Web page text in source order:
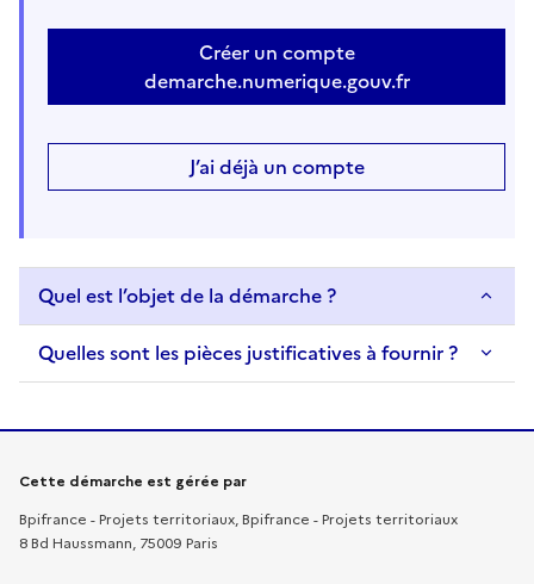
Créer un compte
demarche.numerique.gouv.fr
J’ai déjà un compte
Quel est l’objet de la démarche ?
Quelles sont les pièces justificatives à fournir ?
Informations sur la démarche
Cette démarche est gérée par
Bpifrance - Projets territoriaux, Bpifrance - Projets territoriaux
8 Bd Haussmann, 75009 Paris